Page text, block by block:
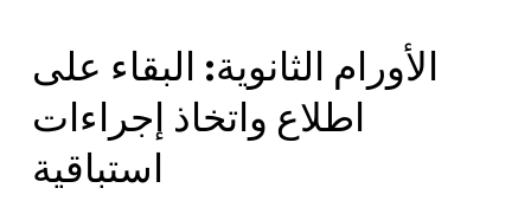
الأورام الثانوية: البقاء على
اطلاع واتخاذ إجراءات
استباقية